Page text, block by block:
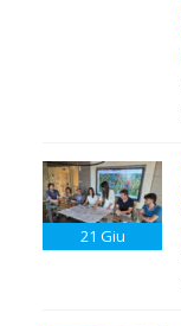
21 Giu